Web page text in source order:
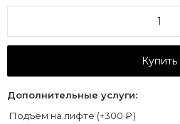
Купить
Дополнительные услуги:
Подъём на лифте (+300 ₽)